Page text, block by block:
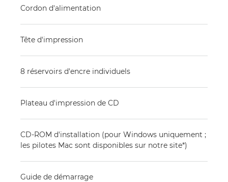
Cordon d'alimentation
Tête d'impression
8 réservoirs d'encre individuels
Plateau d'impression de CD
CD-ROM d'installation (pour Windows uniquement ;
les pilotes Mac sont disponibles sur notre site*)
Guide de démarrage